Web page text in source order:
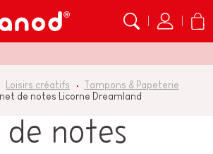
Loisirs créatifs
Tampons & Papeterie
de notes Licorne Dreamland
de notes